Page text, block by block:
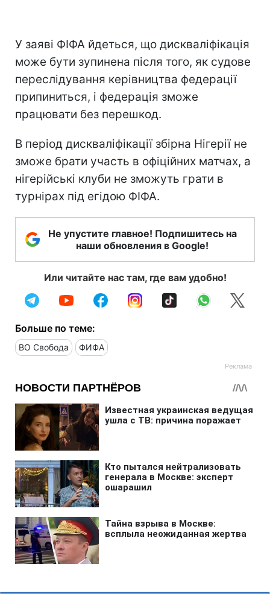
У заяві ФІФА йдеться, що дискваліфікація
може бути зупинена після того, як судове
переслідування керівництва федерації
припиниться, і федерація зможе
працювати без перешкод.
В період дискваліфікації збірна Нігерії не
зможе брати участь в офіційних матчах, а
нігерійські клуби не зможуть грати в
турнірах під егідою ФІФА.
Не упустите главное! Подпишитесь на
наши обновления в Google!
Или читайте нас там, где вам удобно!
Больше по теме:
ВО Свобода ФИФА